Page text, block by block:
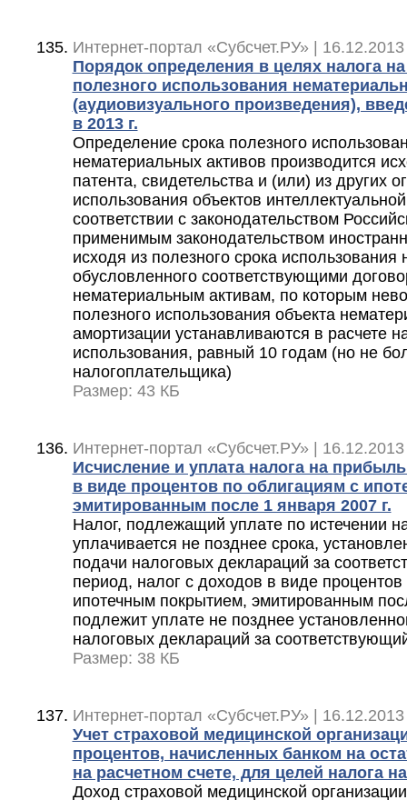
Интернет-портал «Субсчет.РУ» |
Порядок определения в целях налога
полезного использования
(аудиовизуального произведения),
в 2013 г.
Определение срока полезного
нематериальных активов производится
патента, свидетельства и (или) из других
использования объектов
соответствии с законодательством
применимым законодательством
исходя из полезного срока
обусловленного соответствующими
нематериальным активам, по которым
полезного использования объекта
амортизации устанавливаются в расчете
использования, равный 10 годам (но не
налогоплательщика)
Размер: 43 КБ
Интернет-портал «Субсчет.РУ» |
Исчисление и уплата налога на
в виде процентов по облигациям с
эмитированным после 1 января 2007 г.
Налог, подлежащий уплате по истечении
уплачивается не позднее срока,
подачи налоговых деклараций за
период, налог с доходов в виде
ипотечным покрытием, эмитированным
подлежит уплате не позднее
налоговых деклараций за
Размер: 38 КБ
Интернет-портал «Субсчет.РУ» |
Учет страховой медицинской
процентов, начисленных банком на
на расчетном счете, для целей налога
Доход страховой медицинской